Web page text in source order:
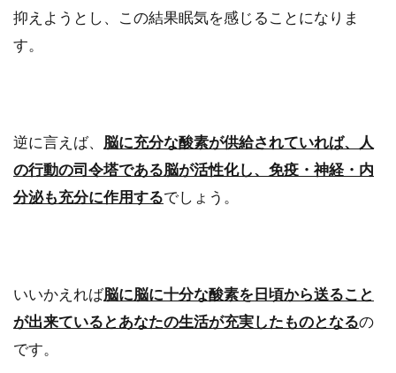
抑えようとし、この結果眠気を感じることになりま
す。
逆に言えば、 脳に充分な酸素が供給されていれば、人
の行動の司令塔である脳が活性化し、免疫・神経・内
分泌も充分に作用するでしょう。
いいかえれば脳に脳に十分な酸素を日頃から送ること
が出来ているとあなたの生活が充実したものとなるの
です。